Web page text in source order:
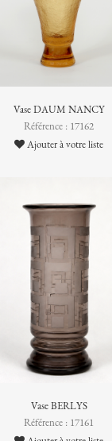
Vase DAUM NANCY
Référence : 17162
Ajouter à votre liste
Vase BERLYS
Référence : 17161